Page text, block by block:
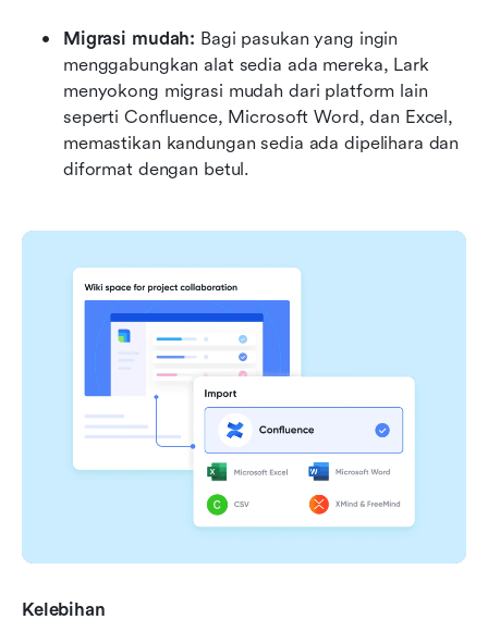
Migrasi mudah: Bagi pasukan yang ingin
menggabungkan alat sedia ada mereka, Lark
menyokong migrasi mudah dari platform lain
seperti Confluence, Microsoft Word, dan Excel,
memastikan kandungan sedia ada dipelihara dan
diformat dengan betul.
Kelebihan